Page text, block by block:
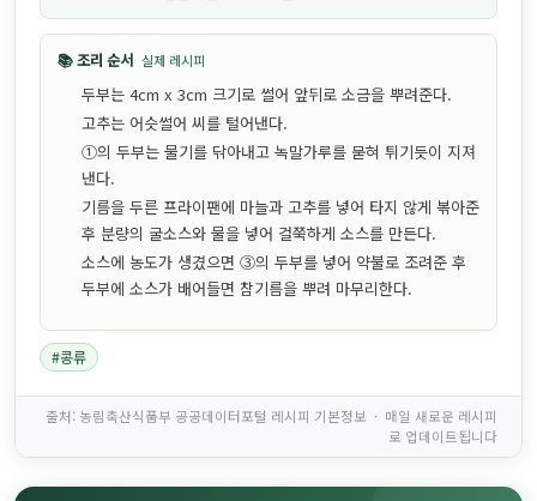
📚 조리 순서 실제 레시피
두부는 4cm x 3cm 크기로 썰어 앞뒤로 소금을 뿌려준다.
고추는 어슷썰어 씨를 털어낸다.
①의 두부는 물기를 닦아내고 녹말가루를 묻혀 튀기듯이 지져
낸다.
기름을 두른 프라이팬에 마늘과 고추를 넣어 타지 않게 볶아준
후 분량의 굴소스와 물을 넣어 걸쭉하게 소스를 만든다.
소스에 농도가 생겼으면 ③의 두부를 넣어 약불로 조려준 후
두부에 소스가 배어들면 참기름을 뿌려 마무리한다.
#콩류
출처: 농림축산식품부 공공데이터포털 레시피 기본정보 · 매일 새로운 레시피
로 업데이트됩니다